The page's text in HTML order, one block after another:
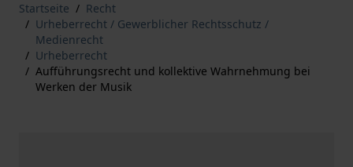
Startseite / Recht
/ Urheberrecht / Gewerblicher Rechtsschutz /
Medienrecht
/ Urheberrecht
/ Aufführungsrecht und kollektive Wahrnehmung bei
Werken der Musik